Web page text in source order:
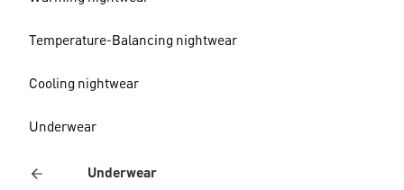
Temperature-Balancing nightwear
Cooling nightwear
Underwear
Underwear